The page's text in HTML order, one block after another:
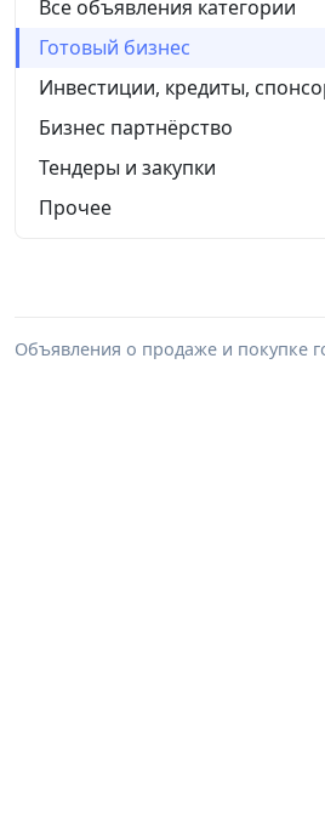
Все объявления категории
Готовый бизнес
Инвестиции, кредиты,
Бизнес партнёрство
Тендеры и закупки
Прочее
Объявления о продаже и покупке